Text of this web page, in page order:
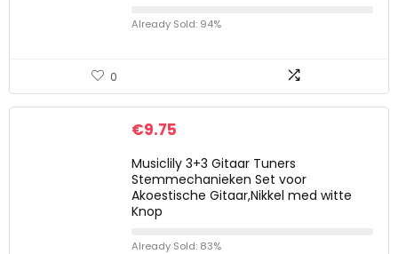
Already Sold: 94%
0
€9.75
Musiclily 3+3 Gitaar Tuners
Stemmechanieken Set voor
Akoestische Gitaar,Nikkel med witte
Knop
Already Sold: 83%